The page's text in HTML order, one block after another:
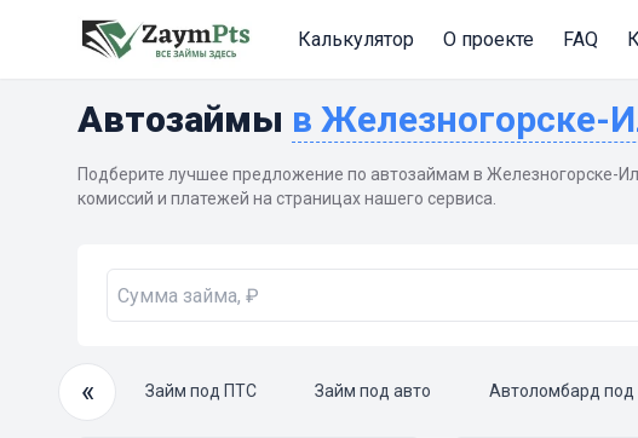
Калькулятор О проекте FAQ
Автозаймы в
Подберите лучшее предложение по автозаймам в Железногорске-
комиссий и платежей на страницах нашего сервиса.
«
займ Займ под ПТС Займ под авто Автоломбард